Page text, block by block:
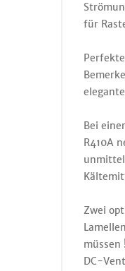
für
Bei
R410A
Zwei
müssen
DC-